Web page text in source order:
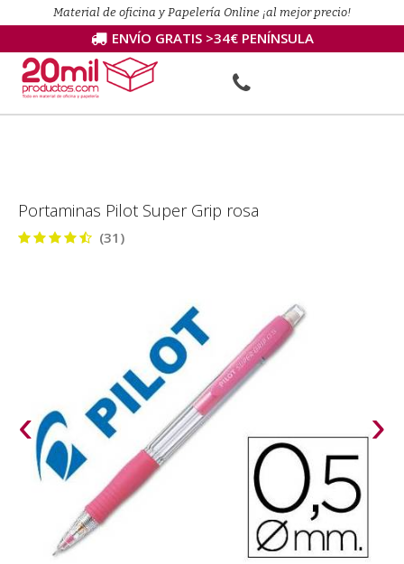
Material de oficina y Papelería Online ¡al mejor precio!
ENVÍO GRATIS >34€ PENÍNSULA
Portaminas Pilot Super Grip rosa
(31)
‹ ›